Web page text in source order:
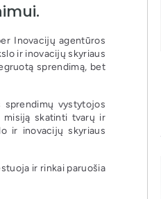
Inovacijų agentūros
ir inovacijų skyriaus
sprendimą, bet
sprendimų vystytojos
misiją skatinti tvarų ir
ir inovacijų skyriaus
ir rinkai paruošia